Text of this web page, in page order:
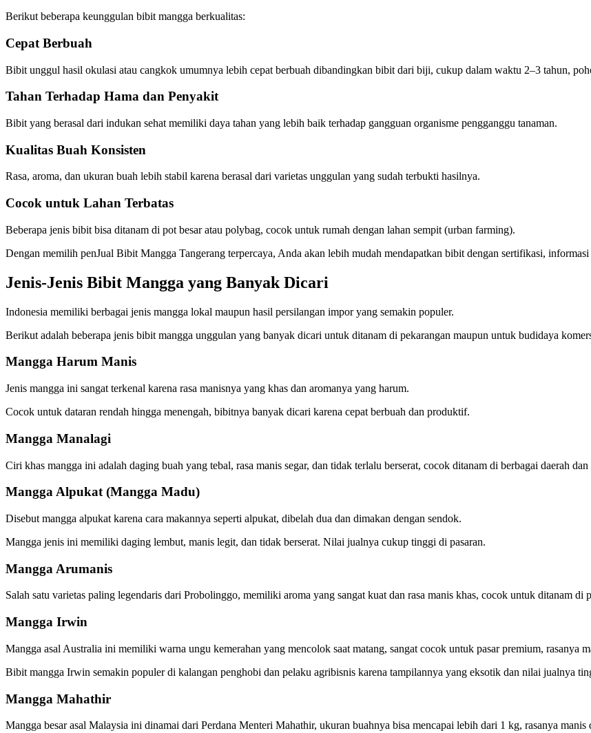
Berikut beberapa keunggulan bibit mangga berkualitas:
Cepat Berbuah
Bibit unggul hasil okulasi atau cangkok umumnya lebih cepat berbuah dibandingkan bibit dari biji, cukup dalam waktu 2–3 tahun,
Tahan Terhadap Hama dan Penyakit
Bibit yang berasal dari indukan sehat memiliki daya tahan yang lebih baik terhadap gangguan organisme pengganggu tanaman.
Kualitas Buah Konsisten
Rasa, aroma, dan ukuran buah lebih stabil karena berasal dari varietas unggulan yang sudah terbukti hasilnya.
Cocok untuk Lahan Terbatas
Beberapa jenis bibit bisa ditanam di pot besar atau polybag, cocok untuk rumah dengan lahan sempit (urban farming).
Dengan memilih penJual Bibit Mangga Tangerang terpercaya, Anda akan lebih mudah mendapatkan bibit dengan sertifikasi, informasi
Jenis-Jenis Bibit Mangga yang Banyak Dicari
Indonesia memiliki berbagai jenis mangga lokal maupun hasil persilangan impor yang semakin populer.
Berikut adalah beberapa jenis bibit mangga unggulan yang banyak dicari untuk ditanam di pekarangan maupun untuk budidaya
Mangga Harum Manis
Jenis mangga ini sangat terkenal karena rasa manisnya yang khas dan aromanya yang harum.
Cocok untuk dataran rendah hingga menengah, bibitnya banyak dicari karena cepat berbuah dan produktif.
Mangga Manalagi
Ciri khas mangga ini adalah daging buah yang tebal, rasa manis segar, dan tidak terlalu berserat, cocok ditanam di berbagai daerah
Mangga Alpukat (Mangga Madu)
Disebut mangga alpukat karena cara makannya seperti alpukat, dibelah dua dan dimakan dengan sendok.
Mangga jenis ini memiliki daging lembut, manis legit, dan tidak berserat. Nilai jualnya cukup tinggi di pasaran.
Mangga Arumanis
Salah satu varietas paling legendaris dari Probolinggo, memiliki aroma yang sangat kuat dan rasa manis khas, cocok untuk ditanam di
Mangga Irwin
Mangga asal Australia ini memiliki warna ungu kemerahan yang mencolok saat matang, sangat cocok untuk pasar premium, rasanya
Bibit mangga Irwin semakin populer di kalangan penghobi dan pelaku agribisnis karena tampilannya yang eksotik dan nilai jualnya
Mangga Mahathir
Mangga besar asal Malaysia ini dinamai dari Perdana Menteri Mahathir, ukuran buahnya bisa mencapai lebih dari 1 kg, rasanya manis